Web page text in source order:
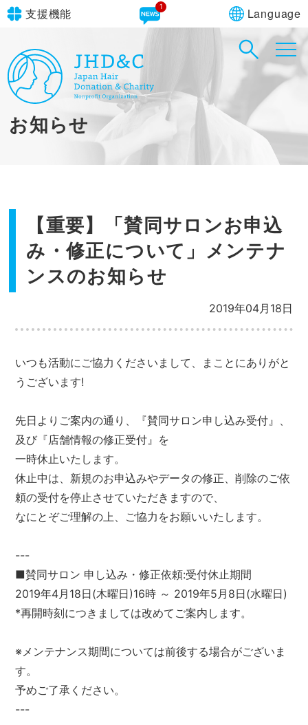
支援機能
文字サイズ 標準
青 黒
やさしいにほんご
1 Language
in simple English
お知らせ
【重要】「賛同サロンお申込
み・修正について」メンテナ
ンスのお知らせ
2019年04月18日
いつも活動にご協力くださいまして、まことにありがと
うございます!
先日よりご案内の通り、『賛同サロン申し込み受付』、
及び『店舗情報の修正受付』を
一時休止いたします。
休止中は、新規のお申込みやデータの修正、削除のご依
頼の受付を停止させていただきますので、
なにとぞご理解の上、ご協力をお願いいたします。
---
■賛同サロン 申し込み・修正依頼:受付休止期間
2019年4月18日(木曜日)16時 ～ 2019年5月8日(水曜日)
*再開時刻につきましては改めてご案内します。
※メンテナンス期間については前後する場合がございま
す。
予めご了承ください。
---